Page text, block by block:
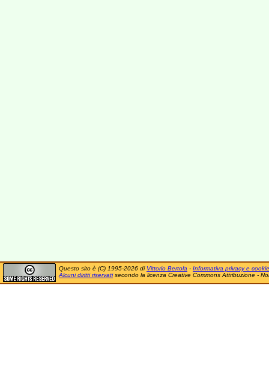
Questo sito è (C) 1995-2026 di Vittorio Bertola - Informativa privacy e cookie
Alcuni diritti riservatisecondo la licenza Creative Commons Attribuzione -